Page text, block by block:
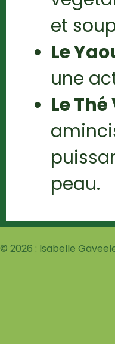
et
Le
une
Le Thé
peau.
© 2026 : Isabelle